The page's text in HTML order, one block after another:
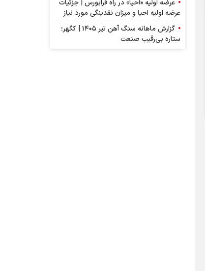
عرضه اولیه «احیا» در راه فرابورس | جزئیات
عرضه اولیه احیا و میزان نقدینگی مورد نیاز
گزارش ماهانه سنگ آهن تیر ۱۴۰۵ | کگهر؛
ستاره بی‌رقیب صنعت